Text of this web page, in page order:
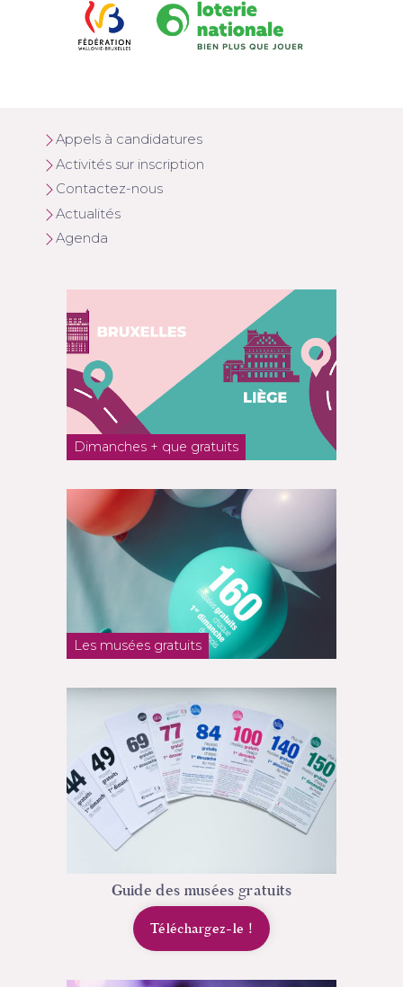
Appels à candidatures
Activités sur inscription
Contactez-nous
Actualités
Agenda
Dimanches + que gratuits
Les musées gratuits
Guide des musées gratuits
Téléchargez-le !